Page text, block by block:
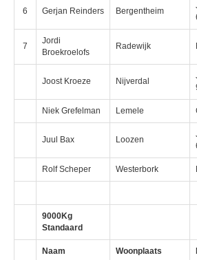
6 Gerjan Reinders Bergentheim
7
Jordi
Broekroelofs
Radewijk
Joost Kroeze Nijverdal
Niek Grefelman Lemele
Juul Bax Loozen
Rolf Scheper Westerbork
9000Kg
Standaard
Naam Woonplaats